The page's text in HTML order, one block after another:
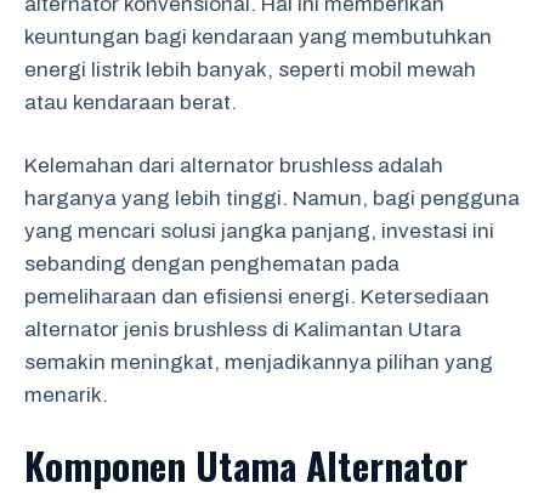
keuntungan bagi kendaraan yang membutuhkan
energi listrik lebih banyak, seperti mobil mewah
atau kendaraan berat.
Kelemahan dari alternator brushless adalah
harganya yang lebih tinggi. Namun, bagi pengguna
yang mencari solusi jangka panjang, investasi ini
sebanding dengan penghematan pada
pemeliharaan dan efisiensi energi. Ketersediaan
alternator jenis brushless di Kalimantan Utara
semakin meningkat, menjadikannya pilihan yang
menarik.
Komponen Utama Alternator